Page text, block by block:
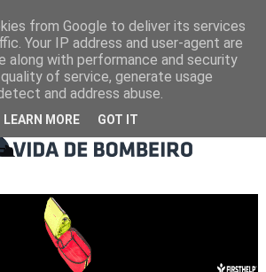
from Google to deliver its services
Your IP address and user-agent are
along with performance and security
of service, generate usage
and address abuse.
LEARN MORE GOT IT